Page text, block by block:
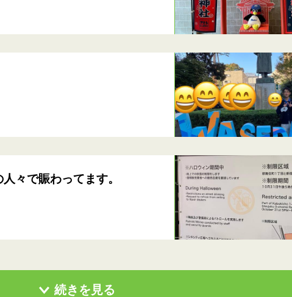
々で賑わってます。
続きを見る